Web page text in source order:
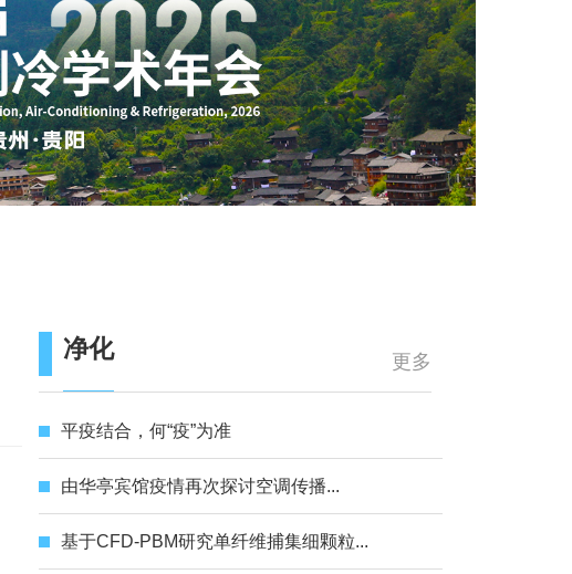
净化 更多
平疫结合，何“疫”为准
由华亭宾馆疫情再次探讨空调传播...
基于CFD-PBM研究单纤维捕集细颗粒...